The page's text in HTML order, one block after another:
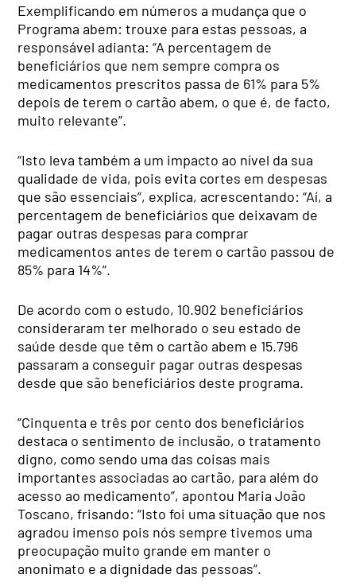
Exemplificando em números a mudança que o
Programa abem: trouxe para estas pessoas, a
responsável adianta: “A percentagem de
beneficiários que nem sempre compra os
medicamentos prescritos passa de 61% para 5%
depois de terem o cartão abem, o que é, de facto,
muito relevante”.
“Isto leva também a um impacto ao nível da sua
qualidade de vida, pois evita cortes em despesas
que são essenciais”, explica, acrescentando: “Aí, a
percentagem de beneficiários que deixavam de
pagar outras despesas para comprar
medicamentos antes de terem o cartão passou de
85% para 14%”.
De acordo com o estudo, 10.902 beneficiários
consideraram ter melhorado o seu estado de
saúde desde que têm o cartão abem e 15.796
passaram a conseguir pagar outras despesas
desde que são beneficiários deste programa.
“Cinquenta e três por cento dos beneficiários
destaca o sentimento de inclusão, o tratamento
digno, como sendo uma das coisas mais
importantes associadas ao cartão, para além do
acesso ao medicamento”, apontou Maria João
Toscano, frisando: “Isto foi uma situação que nos
agradou imenso pois nós sempre tivemos uma
preocupação muito grande em manter o
anonimato e a dignidade das pessoas”.